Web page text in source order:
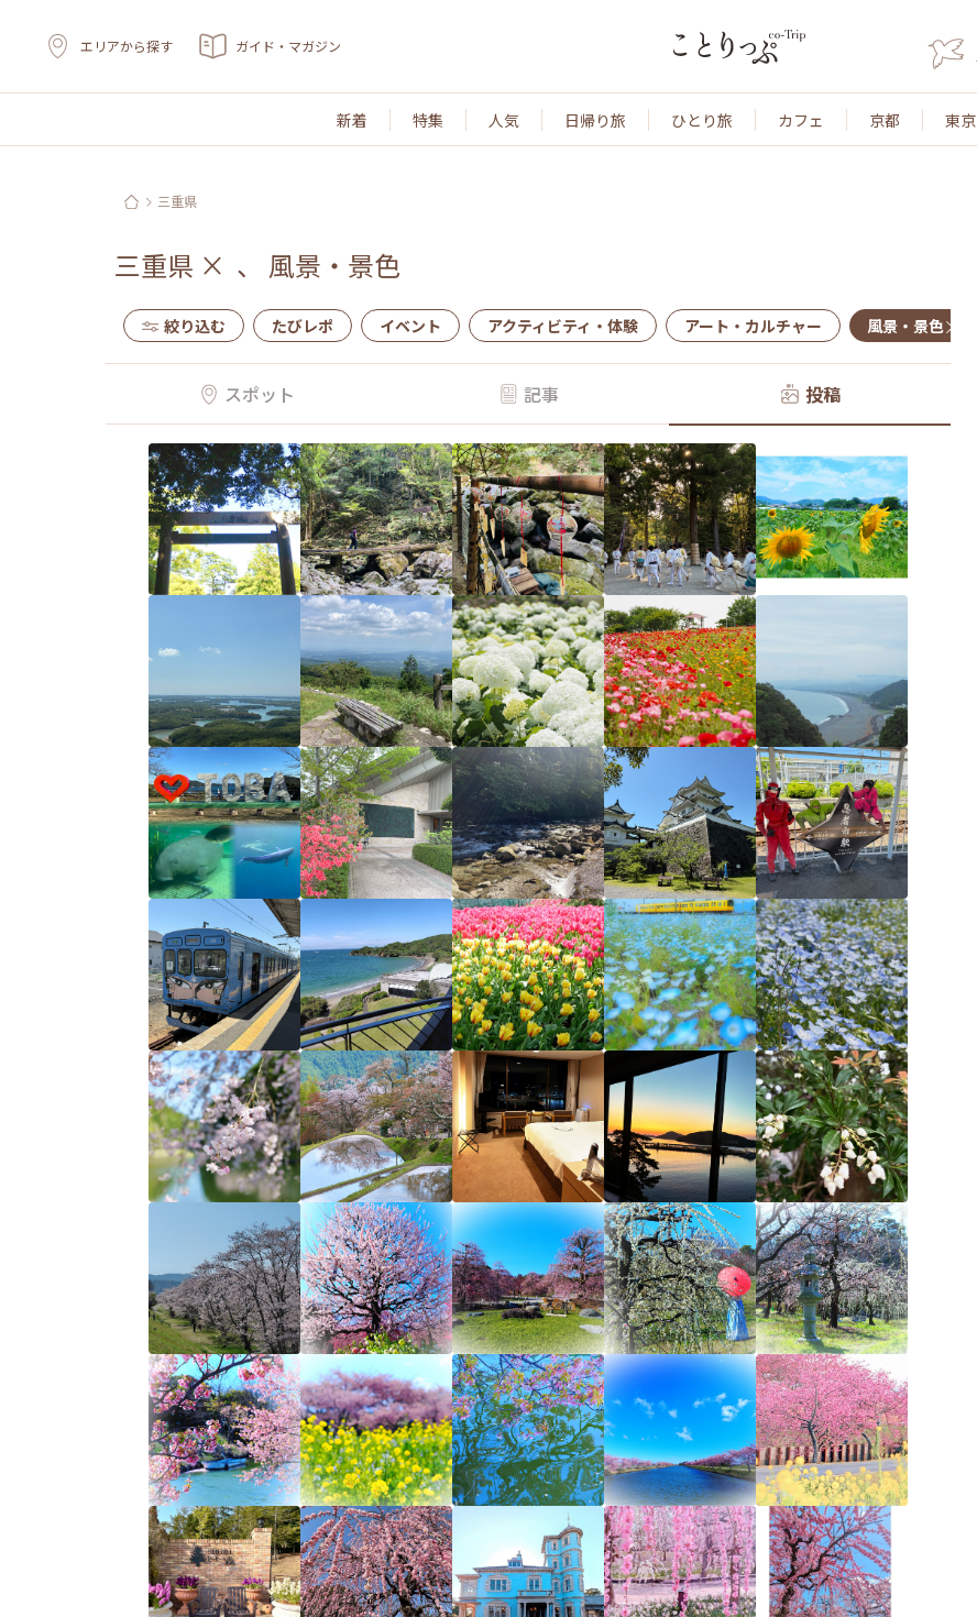
エリアから探す ガイド・マガジン
新着 特集 人気 日帰り旅 ひとり旅 カフェ 京都 東京
三重県
三重県 × 、 風景・景色
絞り込む たびレポ イベント アクティビティ・体験 アート・カルチャー 風景・景色
スポット 記事 投稿